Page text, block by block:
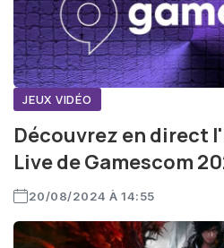
JEUX VIDÉO
Découvrez en direct
Live de Gamescom
20/08/2024 À 14:55